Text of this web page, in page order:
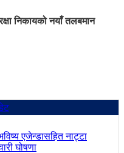
निकायको नयाँ तलबमान
एजेन्डासहित नाट्टा
घोषणा